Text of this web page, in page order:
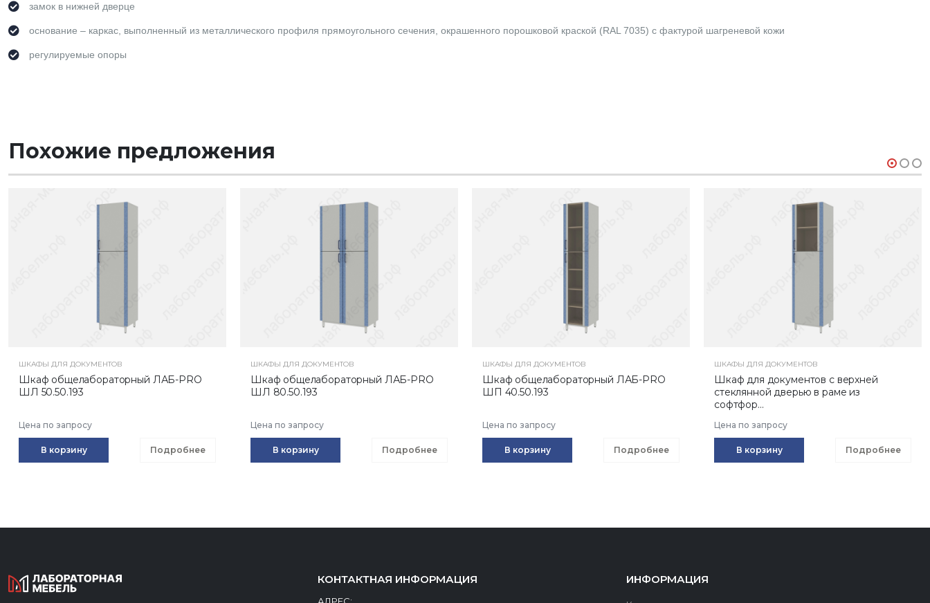
замок в нижней дверце
основание – каркас, выполненный из металлического профиля прямоугольного сечения, окрашенного порошковой краской (RAL 7035) с фактурой шагреневой кожи
регулируемые опоры
Похожие предложения
ШКАФЫ ДЛЯ ДОКУМЕНТОВ
Шкаф общелабораторный ЛАБ-PRO
ШЛ 50.50.193
Цена по запросу
В корзину Подробнее
ШКАФЫ ДЛЯ ДОКУМЕНТОВ
Шкаф общелабораторный ЛАБ-PRO
ШЛ 80.50.193
Цена по запросу
В корзину Подробнее
ШКАФЫ ДЛЯ ДОКУМЕНТОВ
Шкаф общелабораторный ЛАБ-PRO
ШП 40.50.193
Цена по запросу
В корзину Подробнее
ШКАФЫ ДЛЯ ДОКУМЕНТОВ
Шкаф для документов с верхней
стеклянной дверью в раме из
софтфор...
Цена по запросу
В корзину Подробнее
КОНТАКТНАЯ ИНФОРМАЦИЯ ИНФОРМАЦИЯ